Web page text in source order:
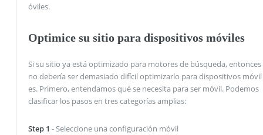
óviles.
Optimice su sitio para dispositivos móviles
Si su sitio ya está optimizado para motores de búsqueda, entonces
no debería ser demasiado difícil optimizarlo para dispositivos móvil
es. Primero, entendamos qué se necesita para ser móvil. Podemos
clasificar los pasos en tres categorías amplias:
Step 1 - Seleccione una configuración móvil